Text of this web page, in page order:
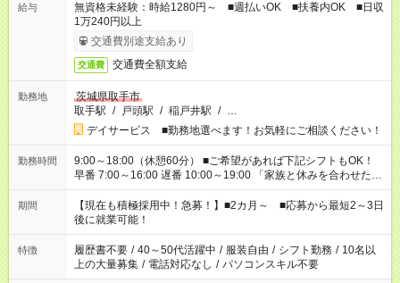
給与
無資格未経験：時給1280円～ ■週払いOK ■扶養内OK ■日収
1万240円以上
交通費別途支給あり
交通費 交通費全額支給
勤務地
茨城県取手市
取手駅 / 戸頭駅 / 稲戸井駅 / …
デイサービス ■勤務地選べます！お気軽にご相談ください！
勤務時間
9:00～18:00（休憩60分） ■ご希望があれば下記シフトもOK！
早番 7:00～16:00 遅番 10:00～19:00 「家族と休みを合わせた
い」 「余裕を持って夕飯の準備がしたい」 「できれば残業はし
たくない」 など、ご希望を教えてくださいね。 ※Wワーク希望
の方へ 今ご覧のお仕事で希望する勤務時間と、もう1つのお仕事
の勤務時間。 合計で週40時間を超える場合は応募できません。
期間
【現在も積極採用中！急募！】■2カ月～ ■応募から最短2～3日
後に就業可能！
特徴 履歴書不要 / 40～50代活躍中 / 服装自由 / シフト勤務 / 10名以
上の大量募集 / 電話対応なし / パソコンスキル不要